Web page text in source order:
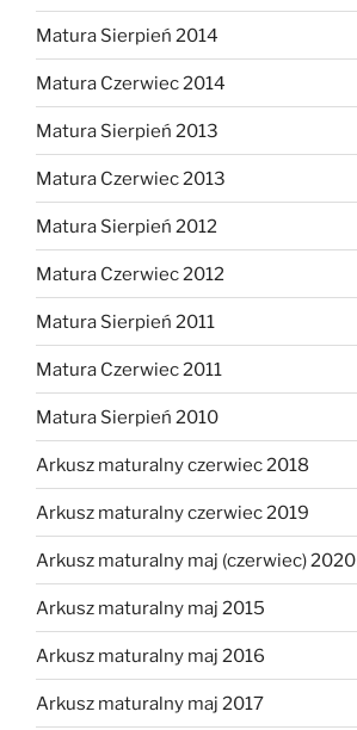
Matura Sierpień 2014
Matura Czerwiec 2014
Matura Sierpień 2013
Matura Czerwiec 2013
Matura Sierpień 2012
Matura Czerwiec 2012
Matura Sierpień 2011
Matura Czerwiec 2011
Matura Sierpień 2010
Arkusz maturalny czerwiec 2018
Arkusz maturalny czerwiec 2019
Arkusz maturalny maj (czerwiec) 2020
Arkusz maturalny maj 2015
Arkusz maturalny maj 2016
Arkusz maturalny maj 2017